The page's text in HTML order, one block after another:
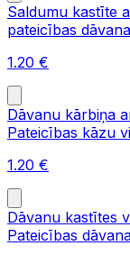
Saldumu kastīte
pateicības
1.20 €
Dāvanu kārbiņa
Pateicības kāzu
1.20 €
Dāvanu kastītes
Pateicības